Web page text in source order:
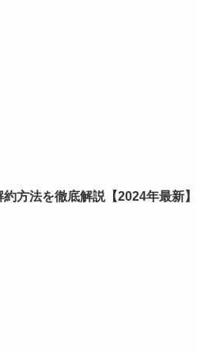
方法を徹底解説【2024年最新】